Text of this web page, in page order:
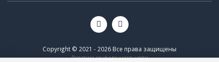
Copyright © 2021 - 2026 Все права защищены
Политика конфиденциальности